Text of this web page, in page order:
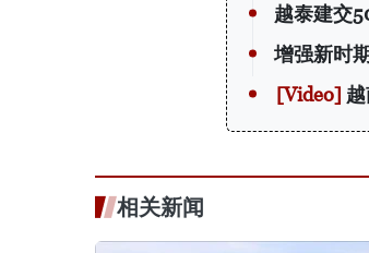
越泰建交
增强新时
相关新闻